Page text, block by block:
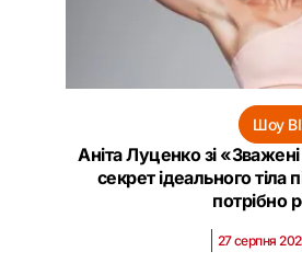
Шоу
Аніта Луценко зі
секрет ідеального тіла
потрібно
27 серпня